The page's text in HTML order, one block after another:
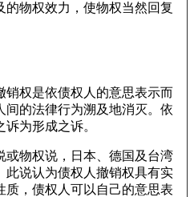
的物权效力，使物权当然回复
销权是依债权人的意思表示而
间的法律行为溯及地消灭。依
为形成之诉。
或物权说，日本、德国及台湾
此说认为债权人撤销权具有实
质，债权人可以自己的意思表